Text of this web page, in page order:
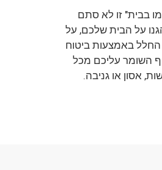
בבית" זו לא סתם
על הבית שלכם, על
החלל באמצעות ביטוח
השומר עליכם מכל
אסון או גניבה.